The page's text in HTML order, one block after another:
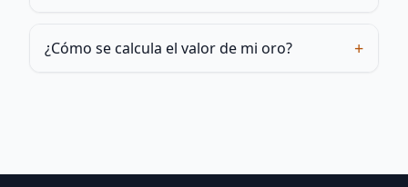
¿Cómo se calcula el valor de mi oro? +